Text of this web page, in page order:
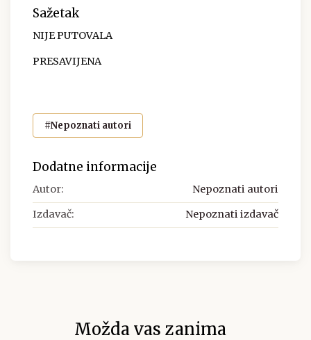
Sažetak
NIJE PUTOVALA
PRESAVIJENA
#Nepoznati autori
Dodatne informacije
Autor: Nepoznati autori
Izdavač: Nepoznati izdavač
Možda vas zanima